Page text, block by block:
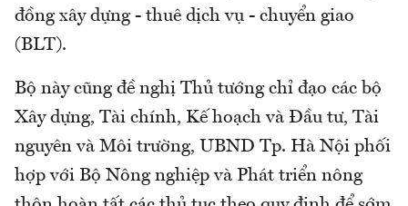
đồng xây dựng - thuê dịch vụ - chuyển giao
(BLT).
Bộ này cũng đề nghị Thủ tướng chỉ đạo các bộ
Xây dựng, Tài chính, Kế hoạch và Đầu tư, Tài
nguyên và Môi trường, UBND Tp. Hà Nội phối
hợp với Bộ Nông nghiệp và Phát triển nông